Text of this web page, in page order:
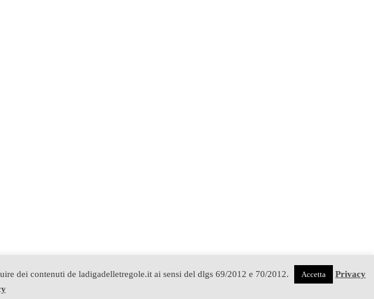
dei contenuti de ladigadelletregole.it ai sensi del dlgs 69/2012 e 70/2012. Accetta
Privacy